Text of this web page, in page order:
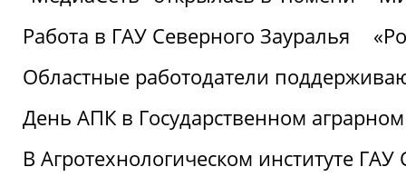
Работа в ГАУ Северного Зауралья
Областные работодатели
День АПК в Государственном
В Агротехнологическом институте